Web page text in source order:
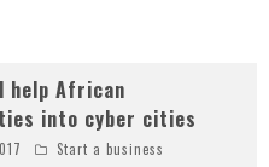
help African
into cyber cities
Start a business